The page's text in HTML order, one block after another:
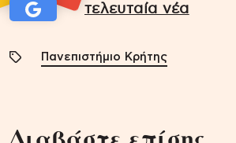
τελευταία νέα
Πανεπιστήμιο Κρήτης